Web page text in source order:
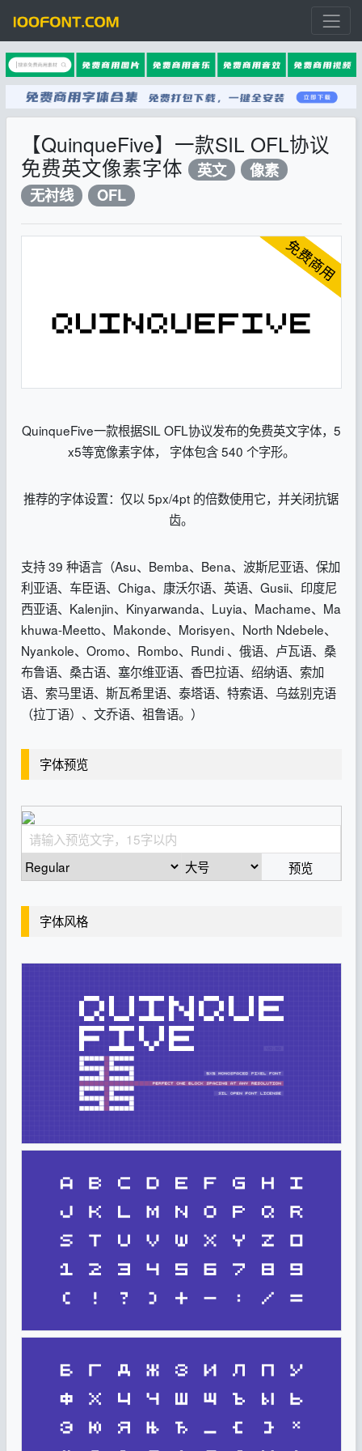
【QuinqueFive】一款SIL OFL协议
免费英文像素字体
英文
像素
无衬线
OFL
QuinqueFive一款根据SIL OFL协议发布的免费英文字体，5
x5等宽像素字体， 字体包含 540 个字形。
推荐的字体设置：仅以 5px/4pt 的倍数使用它，并关闭抗锯
齿。
支持 39 种语言（Asu、Bemba、Bena、波斯尼亚语、保加
利亚语、车臣语、Chiga、康沃尔语、英语、Gusii、印度尼
西亚语、Kalenjin、Kinyarwanda、Luyia、Machame、Ma
khuwa-Meetto、Makonde、Morisyen、North Ndebele、
Nyankole、Oromo、Rombo、Rundi 、俄语、卢瓦语、桑
布鲁语、桑古语、塞尔维亚语、香巴拉语、绍纳语、索加
语、索马里语、斯瓦希里语、泰塔语、特索语、乌兹别克语
（拉丁语）、文乔语、祖鲁语。）
字体预览
预览
字体风格